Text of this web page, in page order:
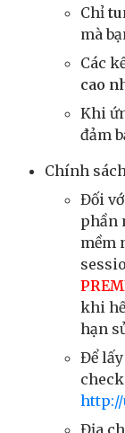
Chỉ
mà
Các
cao
Khi
đảm
Chính
Đối
phần
mềm
khi
hạn
Để
Địa